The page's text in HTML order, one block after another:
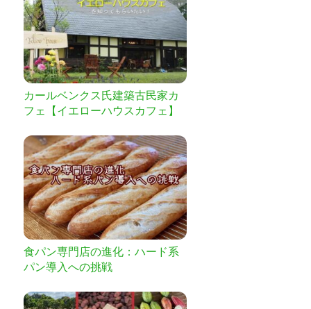
カールベンクス氏建築古民家カ
フェ【イエローハウスカフェ】
食パン専門店の進化：ハード系
パン導入への挑戦